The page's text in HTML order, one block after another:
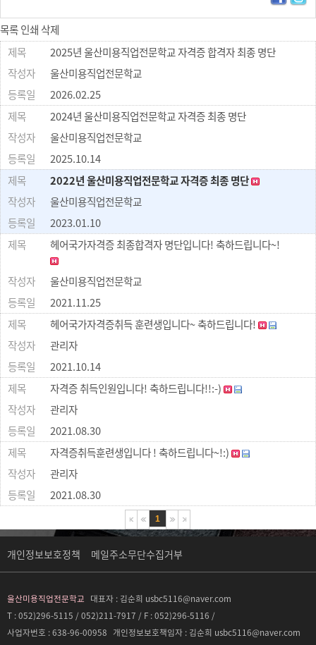
목록인쇄 삭제
2025년 울산미용직업전문학교 자격증 합격자 최종 명단
울산미용직업전문학교
2026.02.25
2024년 울산미용직업전문학교 자격증 최종 명단
울산미용직업전문학교
2025.10.14
2022년 울산미용직업전문학교 자격증 최종 명단
울산미용직업전문학교
2023.01.10
헤어국가자격증 최종합격자 명단입니다! 축하드립니다~!
울산미용직업전문학교
2021.11.25
헤어국가자격증취득 훈련생입니다~ 축하드립니다!
관리자
2021.10.14
자격증 취득인원입니다! 축하드립니다!!:-)
관리자
2021.08.30
자격증취득훈련생입니다 ! 축하드립니다~!:)
관리자
2021.08.30
1
개인정보보호정책 메일주소무단수집거부
울산미용직업전문학교 대표자 : 김순희 usbc5116@naver.com
T : 052)296-5115 / 052)211-7917 / F : 052)296-5116 /
사업자번호 :638-96-00958 개인정보보호책임자 : 김순희 usbc5116@naver.com